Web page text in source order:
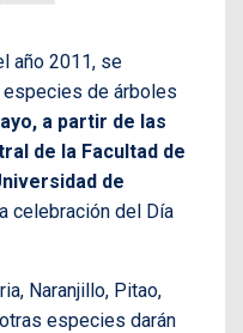
año 2011, se
especies de árboles
a partir de las
de la Facultad de
de
celebración del Día
Naranjillo, Pitao,
especies darán